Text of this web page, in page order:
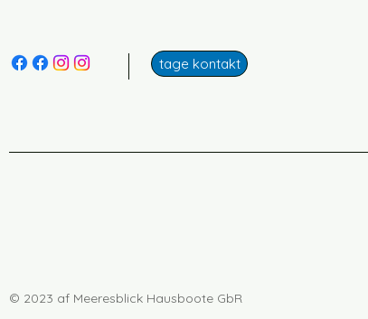
tage kontakt
© 2023 af Meeresblick Hausboote GbR